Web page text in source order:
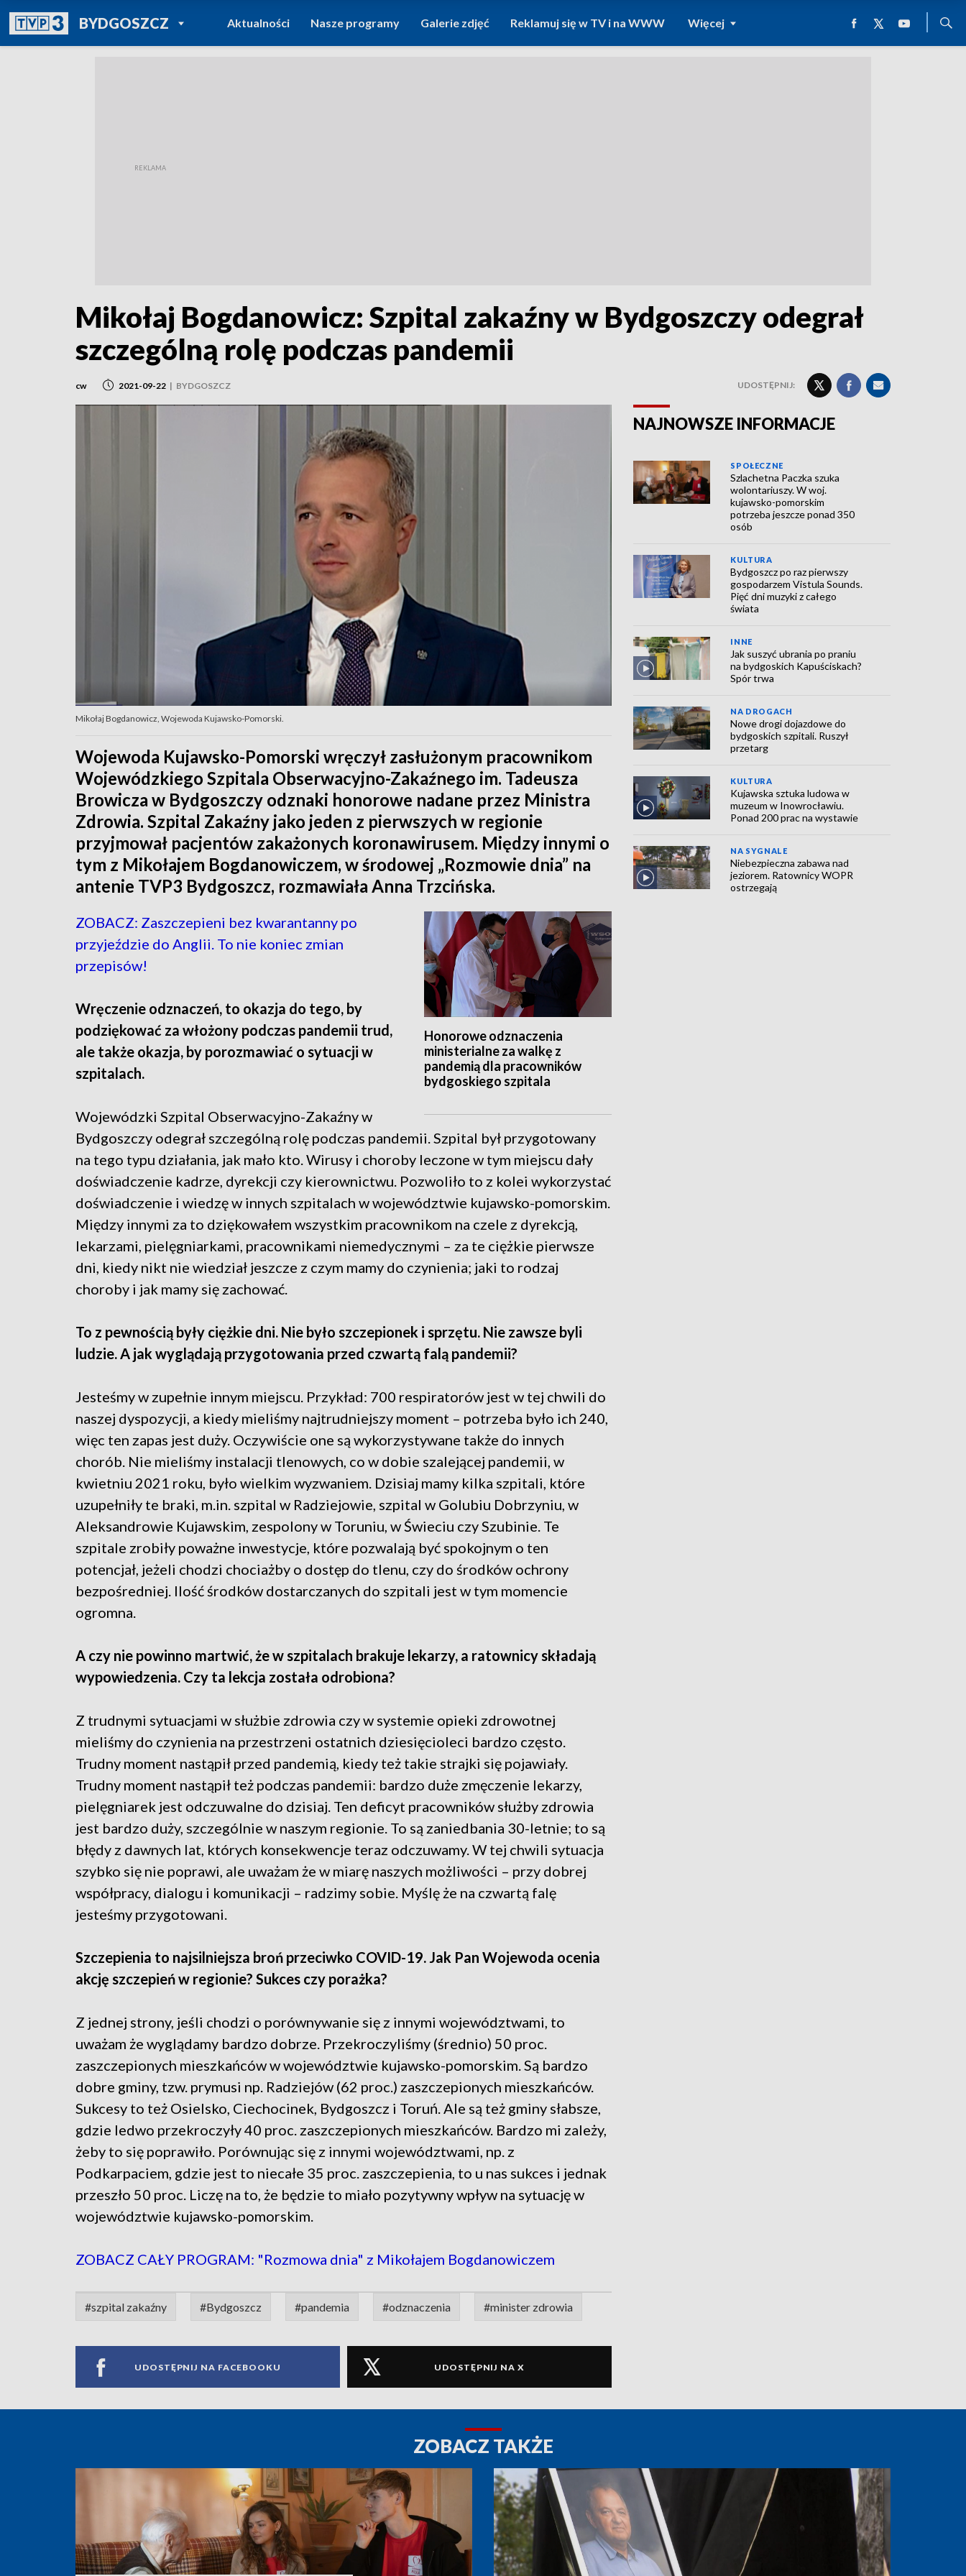
BYDGOSZCZPOWRÓT DO
TVP REGIONY
Aktualności Nasze programy Galerie zdjęć Reklamuj się w TV i na WWW Więcej
Mikołaj Bogdanowicz: Szpital zakaźny w Bydgoszczy odegrał
szczególną rolę podczas pandemii
cw 2021-09-22 | BYDGOSZCZ UDOSTĘPNIJ:
Mikołaj Bogdanowicz, Wojewoda Kujawsko-Pomorski.
Wojewoda Kujawsko-Pomorski wręczył zasłużonym pracownikom
Wojewódzkiego Szpitala Obserwacyjno-Zakaźnego im. Tadeusza
Browicza w Bydgoszczy odznaki honorowe nadane przez Ministra
Zdrowia. Szpital Zakaźny jako jeden z pierwszych w regionie
przyjmował pacjentów zakażonych koronawirusem. Między innymi o
tym z Mikołajem Bogdanowiczem, w środowej „Rozmowie dnia” na
antenie TVP3 Bydgoszcz, rozmawiała Anna Trzcińska.
Honorowe odznaczenia
ministerialne za walkę z
pandemią dla pracowników
bydgoskiego szpitala
ZOBACZ: Zaszczepieni bez kwarantanny po
przyjeździe do Anglii. To nie koniec zmian
przepisów!
Wręczenie odznaczeń, to okazja do tego, by
podziękować za włożony podczas pandemii trud,
ale także okazja, by porozmawiać o sytuacji w
szpitalach.
Wojewódzki Szpital Obserwacyjno-Zakaźny w
Bydgoszczy odegrał szczególną rolę podczas pandemii. Szpital był przygotowany
na tego typu działania, jak mało kto. Wirusy i choroby leczone w tym miejscu dały
doświadczenie kadrze, dyrekcji czy kierownictwu. Pozwoliło to z kolei wykorzystać
doświadczenie i wiedzę w innych szpitalach w województwie kujawsko-pomorskim.
Między innymi za to dziękowałem wszystkim pracownikom na czele z dyrekcją,
lekarzami, pielęgniarkami, pracownikami niemedycznymi – za te ciężkie pierwsze
dni, kiedy nikt nie wiedział jeszcze z czym mamy do czynienia; jaki to rodzaj
choroby i jak mamy się zachować.
To z pewnością były ciężkie dni. Nie było szczepionek i sprzętu. Nie zawsze byli
ludzie. A jak wyglądają przygotowania przed czwartą falą pandemii?
Jesteśmy w zupełnie innym miejscu. Przykład: 700 respiratorów jest w tej chwili do
naszej dyspozycji, a kiedy mieliśmy najtrudniejszy moment – potrzeba było ich 240,
więc ten zapas jest duży. Oczywiście one są wykorzystywane także do innych
chorób. Nie mieliśmy instalacji tlenowych, co w dobie szalejącej pandemii, w
kwietniu 2021 roku, było wielkim wyzwaniem. Dzisiaj mamy kilka szpitali, które
uzupełniły te braki, m.in. szpital w Radziejowie, szpital w Golubiu Dobrzyniu, w
Aleksandrowie Kujawskim, zespolony w Toruniu, w Świeciu czy Szubinie. Te
szpitale zrobiły poważne inwestycje, które pozwalają być spokojnym o ten
potencjał, jeżeli chodzi chociażby o dostęp do tlenu, czy do środków ochrony
bezpośredniej. Ilość środków dostarczanych do szpitali jest w tym momencie
ogromna.
A czy nie powinno martwić, że w szpitalach brakuje lekarzy, a ratownicy składają
wypowiedzenia. Czy ta lekcja została odrobiona?
Z trudnymi sytuacjami w służbie zdrowia czy w systemie opieki zdrowotnej
mieliśmy do czynienia na przestrzeni ostatnich dziesięcioleci bardzo często.
Trudny moment nastąpił przed pandemią, kiedy też takie strajki się pojawiały.
Trudny moment nastąpił też podczas pandemii: bardzo duże zmęczenie lekarzy,
pielęgniarek jest odczuwalne do dzisiaj. Ten deficyt pracowników służby zdrowia
jest bardzo duży, szczególnie w naszym regionie. To są zaniedbania 30-letnie; to są
błędy z dawnych lat, których konsekwencje teraz odczuwamy. W tej chwili sytuacja
szybko się nie poprawi, ale uważam że w miarę naszych możliwości – przy dobrej
współpracy, dialogu i komunikacji – radzimy sobie. Myślę że na czwartą falę
jesteśmy przygotowani.
Szczepienia to najsilniejsza broń przeciwko COVID-19. Jak Pan Wojewoda ocenia
akcję szczepień w regionie? Sukces czy porażka?
Z jednej strony, jeśli chodzi o porównywanie się z innymi województwami, to
uważam że wyglądamy bardzo dobrze. Przekroczyliśmy (średnio) 50 proc.
zaszczepionych mieszkańców w województwie kujawsko-pomorskim. Są bardzo
dobre gminy, tzw. prymusi np. Radziejów (62 proc.) zaszczepionych mieszkańców.
Sukcesy to też Osielsko, Ciechocinek, Bydgoszcz i Toruń. Ale są też gminy słabsze,
gdzie ledwo przekroczyły 40 proc. zaszczepionych mieszkańców. Bardzo mi zależy,
żeby to się poprawiło. Porównując się z innymi województwami, np. z
Podkarpaciem, gdzie jest to niecałe 35 proc. zaszczepienia, to u nas sukces i jednak
przeszło 50 proc. Liczę na to, że będzie to miało pozytywny wpływ na sytuację w
województwie kujawsko-pomorskim.
ZOBACZ CAŁY PROGRAM: "Rozmowa dnia" z Mikołajem Bogdanowiczem
#szpital zakaźny #Bydgoszcz #pandemia #odznaczenia #minister zdrowia
UDOSTĘPNIJ NA FACEBOOKU UDOSTĘPNIJ NA X
NAJNOWSZE INFORMACJE
SPOŁECZNE
Szlachetna Paczka szuka
wolontariuszy. W woj.
kujawsko-pomorskim
potrzeba jeszcze ponad 350
osób
KULTURA
Bydgoszcz po raz pierwszy
gospodarzem Vistula Sounds.
Pięć dni muzyki z całego
świata
INNE
Jak suszyć ubrania po praniu
na bydgoskich Kapuściskach?
Spór trwa
NA DROGACH
Nowe drogi dojazdowe do
bydgoskich szpitali. Ruszył
przetarg
KULTURA
Kujawska sztuka ludowa w
muzeum w Inowrocławiu.
Ponad 200 prac na wystawie
NA SYGNALE
Niebezpieczna zabawa nad
jeziorem. Ratownicy WOPR
ostrzegają
ZOBACZ TAKŻE